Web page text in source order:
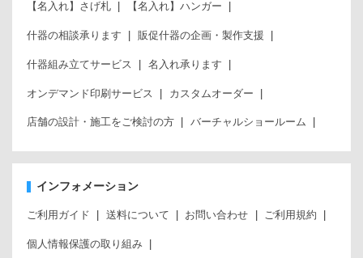
【名入れ】さげ札 【名入れ】ハンガー
什器の相談承ります 販促什器の企画・製作支援
什器組み立てサービス 名入れ承ります
オンデマンド印刷サービス カスタムオーダー
店舗の設計・施工をご検討の方 バーチャルショールーム
インフォメーション
ご利用ガイド 送料について お問い合わせ ご利用規約
個人情報保護の取り組み